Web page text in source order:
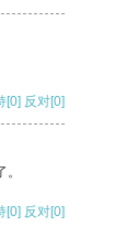
[0] 反对[0]
[0] 反对[0]